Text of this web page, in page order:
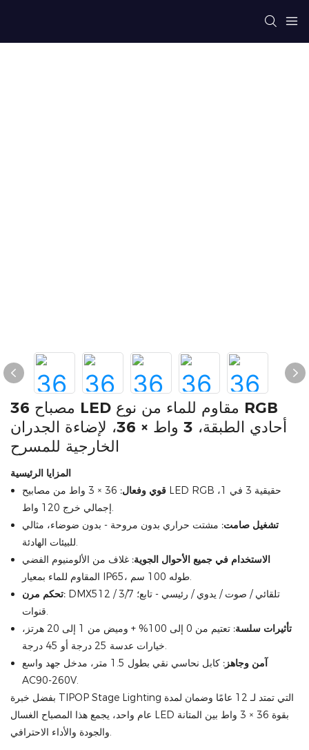
36 مصباح LED مقاوم للماء من نوع RGB
أحادي الطبقة، 3 واط × 36، لإضاءة الجدران
الخارجية للمسرح
المزايا الرئيسية
قوي وفعال:
36 × 3 واط من مصابيح LED RGB حقيقية 3 في 1،
إجمالي خرج 120 واط.
تشغيل صامت: مشتت حراري بدون مروحة - بدون ضوضاء، مثالي
للبيئات الهادئة.
الاستخدام في جميع الأحوال الجوية: غلاف من الألومنيوم الفضي
المقاوم للماء بمعيار IP65، طوله 100 سم.
تحكم مرن:DMX512 / تلقائي / صوت / يدوي / رئيسي - تابع؛ 3/7
قنوات.
تأثيرات سلسة:
تعتيم من 0 إلى 100% + وميض من 1 إلى 20 هرتز،
خيارات عدسة 25 درجة أو 45 درجة.
آمن وجاهز:
كابل نحاسي نقي بطول 1.5 متر، مدخل جهد واسع
AC90-260V.
بفضل خبرة TIPOP Stage Lighting التي تمتد لـ 12 عامًا وضمان لمدة
عام واحد، يجمع هذا المصباح الغسال LED بقوة 36 × 3 واط بين المتانة
والجودة والأداء الاحترافي.